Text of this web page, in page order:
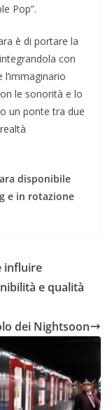
Pop”.
è di portare la
con
le sonorità e lo
un ponte tra due
disponibile
e in rotazione
influire
e qualità
dei Nightsoon